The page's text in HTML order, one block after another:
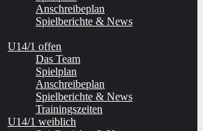
Anschreibeplan
Spielberichte & News
U14/1 offen
Das Team
Spielplan
Anschreibeplan
Spielberichte & News
Trainingszeiten
U14/1 weiblich